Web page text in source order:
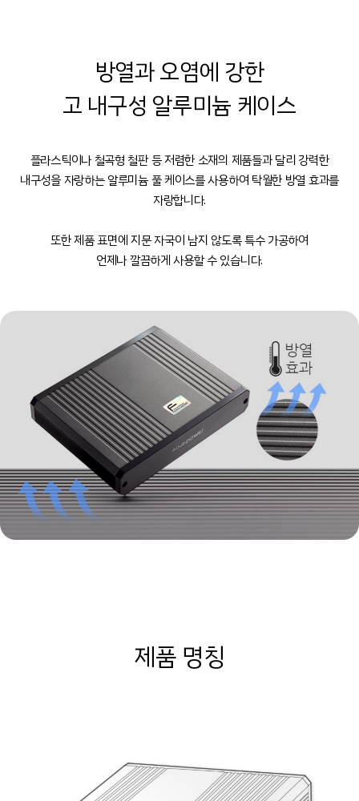
방열과 오염에 강한
고 내구성 알루미늄 케이스
플라스틱이나 철곡형 철판 등 저렴한 소재의 제품들과 달리 강력한
내구성을 자랑하는 알루미늄 풀 케이스를 사용하여 탁월한 방열 효과를
자랑합니다.
또한 제품 표면에 지문 자국이 남지 않도록 특수 가공하여
언제나 깔끔하게 사용할 수 있습니다.
제품 명칭